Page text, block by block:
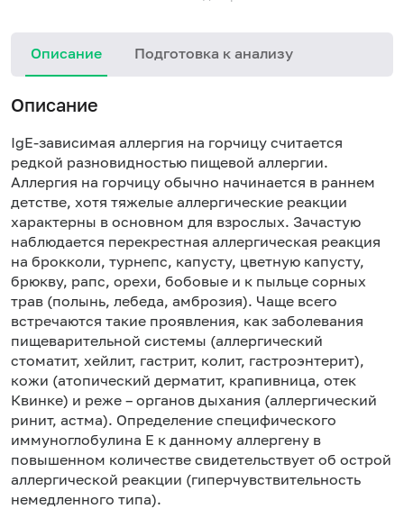
Описание Подготовка к анализу
Описание
IgE-зависимая аллергия на горчицу считается
редкой разновидностью пищевой аллергии.
Аллергия на горчицу обычно начинается в раннем
детстве, хотя тяжелые аллергические реакции
характерны в основном для взрослых. Зачастую
наблюдается перекрестная аллергическая реакция
на брокколи, турнепс, капусту, цветную капусту,
брюкву, рапс, орехи, бобовые и к пыльце сорных
трав (полынь, лебеда, амброзия). Чаще всего
встречаются такие проявления, как заболевания
пищеварительной системы (аллергический
стоматит, хейлит, гастрит, колит, гастроэнтерит),
кожи (атопический дерматит, крапивница, отек
Квинке) и реже – органов дыхания (аллергический
ринит, астма). Определение специфического
иммуноглобулина Е к данному аллергену в
повышенном количестве свидетельствует об острой
аллергической реакции (гиперчувствительность
немедленного типа).